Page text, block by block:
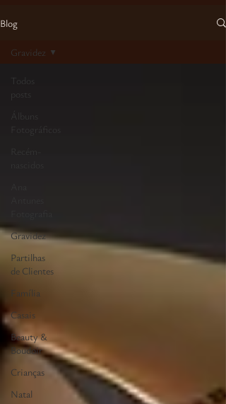
Blog
Todos
posts
Álbuns
Gravidez
Partilhas
de Clientes
Família
Casais
Beauty &
Boudoir
Crianças
Natal
Gravidez